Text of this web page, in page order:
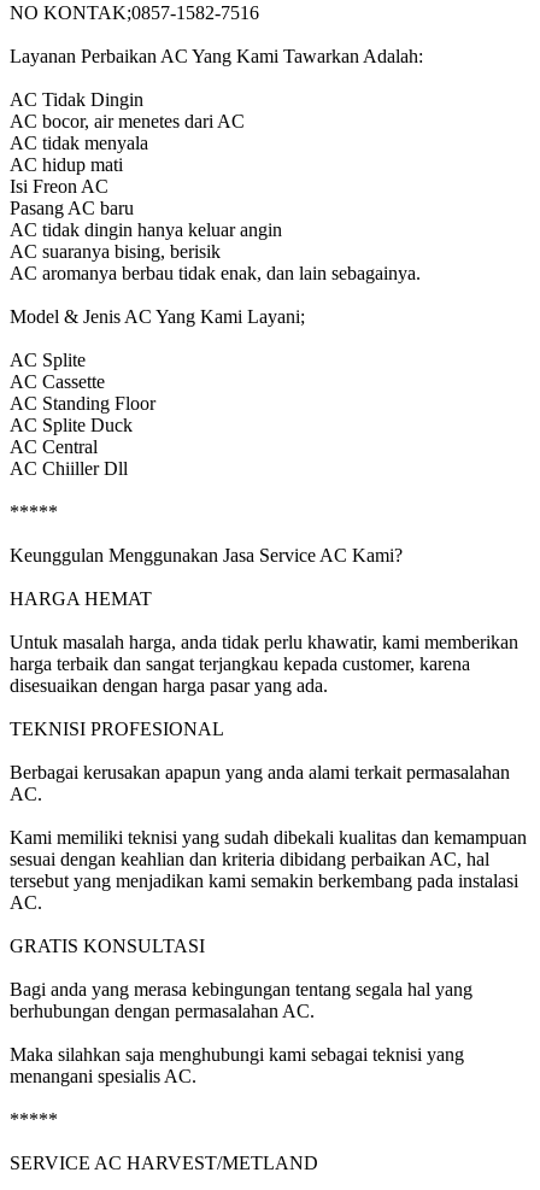
NO KONTAK;0857-1582-7516
Layanan Perbaikan AC Yang Kami Tawarkan Adalah:
AC Tidak Dingin
AC bocor, air menetes dari AC
AC tidak menyala
AC hidup mati
Isi Freon AC
Pasang AC baru
AC tidak dingin hanya keluar angin
AC suaranya bising, berisik
AC aromanya berbau tidak enak, dan lain sebagainya.
Model & Jenis AC Yang Kami Layani;
AC Splite
AC Cassette
AC Standing Floor
AC Splite Duck
AC Central
AC Chiiller Dll
*****
Keunggulan Menggunakan Jasa Service AC Kami?
HARGA HEMAT
Untuk masalah harga, anda tidak perlu khawatir, kami memberikan
harga terbaik dan sangat terjangkau kepada customer, karena
disesuaikan dengan harga pasar yang ada.
TEKNISI PROFESIONAL
Berbagai kerusakan apapun yang anda alami terkait permasalahan
AC.
Kami memiliki teknisi yang sudah dibekali kualitas dan kemampuan
sesuai dengan keahlian dan kriteria dibidang perbaikan AC, hal
tersebut yang menjadikan kami semakin berkembang pada instalasi
AC.
GRATIS KONSULTASI
Bagi anda yang merasa kebingungan tentang segala hal yang
berhubungan dengan permasalahan AC.
Maka silahkan saja menghubungi kami sebagai teknisi yang
menangani spesialis AC.
*****
SERVICE AC HARVEST/METLAND